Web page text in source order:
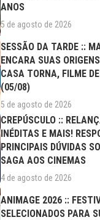
ANOS
5 de agosto de 2026
SESSÃO DA TARDE ::
ENCARA SUAS
CASA TORNA, FILME
(05/08)
5 de agosto de 2026
CREPÚSCULO ::
INÉDITAS E MAIS!
PRINCIPAIS DÚVIDAS
SAGA AOS CINEMAS
4 de agosto de 2026
ANIMAGE 2026 ::
SELECIONADOS PARA